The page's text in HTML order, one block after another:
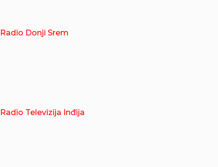
Radio Donji Srem
Radio Televizija Inđija